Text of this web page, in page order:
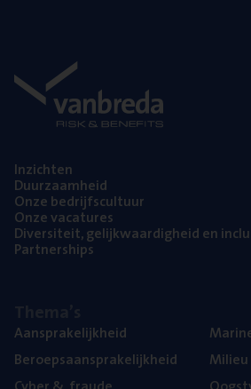
Inzich­ten
Duur­zaam­heid
Onze bedrijfs­cul­tuur
Onze vaca­tu­res
Diver­si­teit, gelijk­waar­dig­heid en
Part­ner­ships
Aan­spra­ke­lijk­heid
Beroeps­aan­spra­ke­lijk­heid
Mili­eu